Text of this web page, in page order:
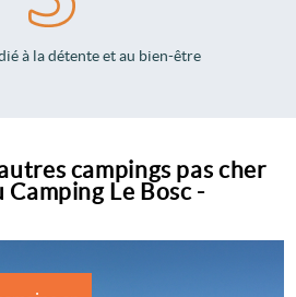
à la détente et au bien-être
campings pas cher
Camping Le Bosc -